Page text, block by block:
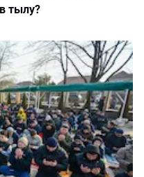
тылу?